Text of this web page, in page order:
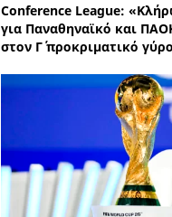
Conference League:
για Παναθηναϊκό και
στον Γ΄ προκριματικό γύρο